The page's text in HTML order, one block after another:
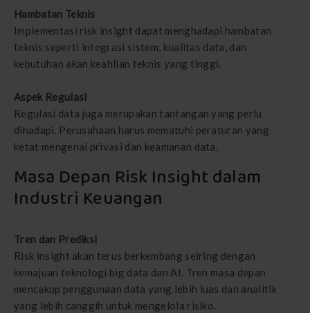
Hambatan Teknis
Implementasi risk insight dapat menghadapi hambatan
teknis seperti integrasi sistem, kualitas data, dan
kebutuhan akan keahlian teknis yang tinggi.
Aspek Regulasi
Regulasi data juga merupakan tantangan yang perlu
dihadapi. Perusahaan harus mematuhi peraturan yang
ketat mengenai privasi dan keamanan data.
Masa Depan Risk Insight dalam
Industri Keuangan
Tren dan Prediksi
Risk insight akan terus berkembang seiring dengan
kemajuan teknologi big data dan AI. Tren masa depan
mencakup penggunaan data yang lebih luas dan analitik
yang lebih canggih untuk mengelola risiko.